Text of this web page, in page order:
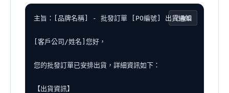
主旨：[品牌名稱] - 批發訂單 [PO編號] 出貨通知
[客戶公司/姓名]您好，
您的批發訂單已安排出貨，詳細資訊如下：
【出貨資訊】
複製